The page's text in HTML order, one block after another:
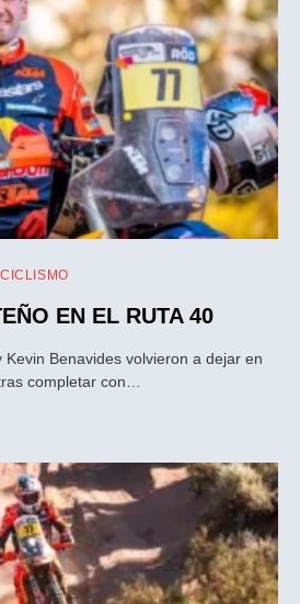
EN EL RUTA 40
Benavides volvieron a dejar en
completar con…